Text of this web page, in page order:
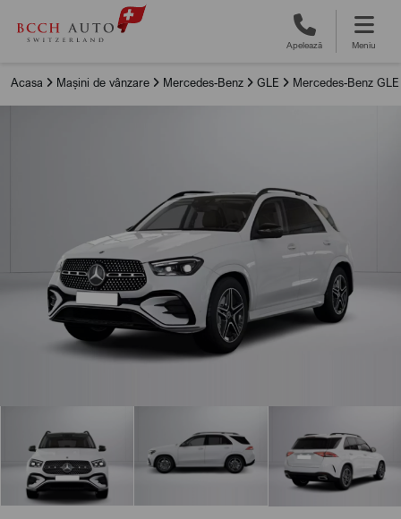
Apelează Meniu
Acasa Mașini de vânzare Mercedes-Benz GLE Mercedes-Benz